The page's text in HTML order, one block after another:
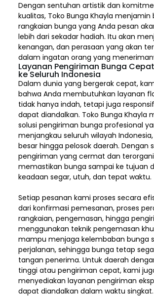
Dengan sentuhan artistik dan
kualitas, Toko Bunga Khayla menjamin
rangkaian bunga yang Anda pesan
lebih dari sekadar hadiah. Itu akan
kenangan, dan perasaan yang akan
dalam ingatan orang yang
Layanan Pengiriman Bunga
ke Seluruh Indonesia
Dalam dunia yang bergerak cepat,
bahwa Anda membutuhkan layanan
tidak hanya indah, tetapi juga
dapat diandalkan. Toko Bunga Khayla
solusi pengiriman bunga profesional
menjangkau seluruh wilayah Indonesia,
besar hingga pelosok daerah. Dengan
pengiriman yang cermat dan
memastikan bunga sampai ke tujuan
keadaan segar, utuh, dan tepat waktu.
Setiap pesanan kami proses secara
dari konfirmasi pemesanan, proses
rangkaian, pengemasan, hingga
menggunakan teknik pengemasan
mampu menjaga kelembaban bunga
perjalanan, sehingga bunga tetap
tangan penerima. Untuk daerah
tinggi atau pengiriman cepat, kami
menyediakan layanan pengiriman
dapat diandalkan dalam waktu singkat.